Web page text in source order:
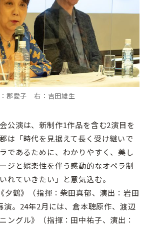
郡愛子 右：吉田雄生
公演は、新制作1作品を含む2演目を
は「時代を見据えて長く受け継いで
であるために、わかりやすく、美し
ジと娯楽性を伴う感動的なオペラ制
れていきたい」と意気込む。
鶴》（指揮：柴田真郁、演出：岩田
演。24年2月には、倉本聰原作、渡辺
ングル》（指揮：田中祐子、演出：